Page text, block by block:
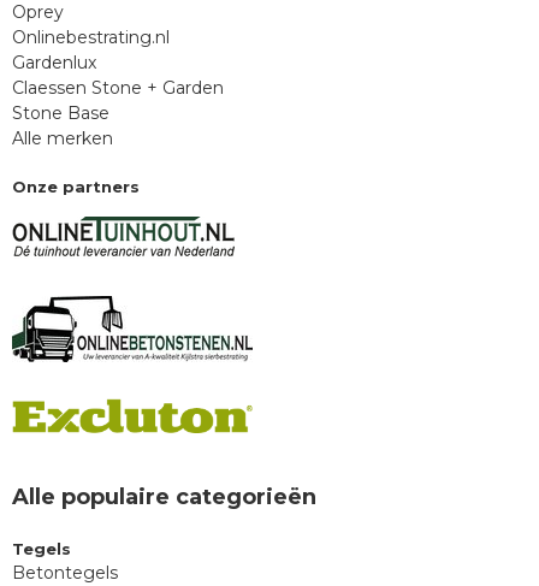
Oprey
Onlinebestrating.nl
Gardenlux
Claessen Stone + Garden
Stone Base
Alle merken
Onze partners
Alle populaire categorieën
Tegels
Betontegels